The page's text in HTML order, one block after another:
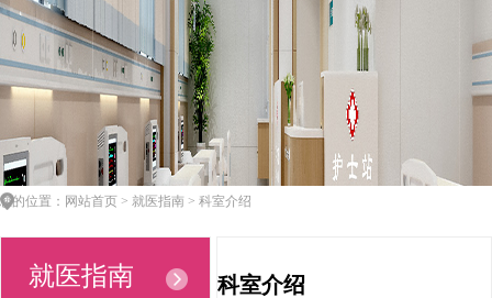
您的位置：网站首页 > 就医指南 > 科室介绍
就医指南 科室介绍